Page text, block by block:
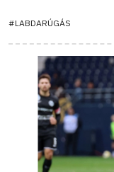
#LABDARÚGÁS